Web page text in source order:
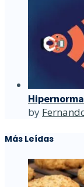
by
Más Leídas